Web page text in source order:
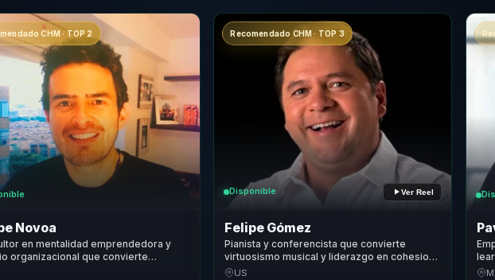
CHM · TOP 2
Novoa
en mentalidad emprendedora y
organizacional que convierte
transformacional en resiliencia,
Recomendado CHM · TOP 3
Disponible Ver Reel
Felipe Gómez
Pianista y conferencista que convierte
virtuosismo musical y liderazgo en cohesion
y alto desempeno para lideres y equipos.
US